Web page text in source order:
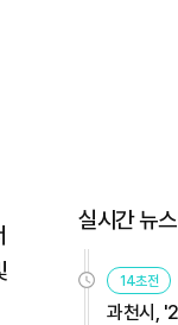
실시간 뉴스
14초전
과천시,